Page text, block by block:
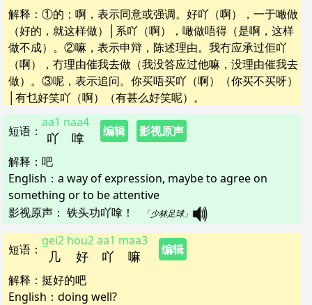
解释 ： ①的；啊，表示同意或强调。好吖（啊），一于噉做
（好的，就这样做）│系吖（啊），噉做唔得（是啊，这样
做不成）。②嘛，表示申辩，陈述理由。我冇应承过佢吖
（啊），冇理由催我去做（我没答应过他嘛，没理由催我去
做）。③呢，表示追问。你买唔买吖（啊）（你买不买呀）
│有乜好笑吖（啊）（有甚么好笑呢）。
短语 ： 吖
aa1
嗱
naa4
编辑
影视原声
解释 ： 吧
English： a way of expression, maybe to agree on
something or to be attentive
影视原声： 铁头功吖嗱！ 「少林足球」
短语 ： 几
gei2
好
hou2
吖
aa1
嘛
maa3
编辑
解释 ： 挺好的吧
English： doing well?